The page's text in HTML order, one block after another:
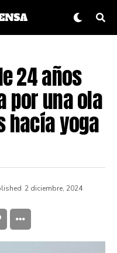
24 años
por una ola
hacía yoga
2 diciembre, 2024